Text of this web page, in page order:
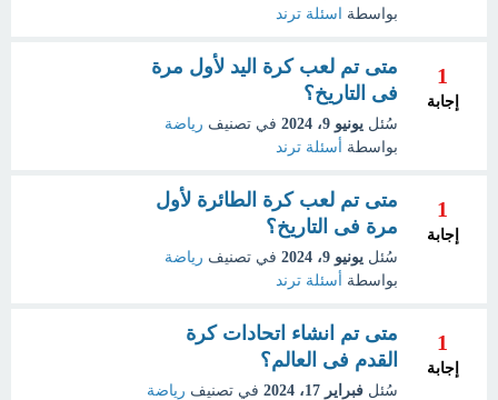
بواسطة اسئلة ترند
1
إجابة
متى تم لعب كرة اليد لأول مرة
فى التاريخ؟
سُئل يونيو 9، 2024 في تصنيف رياضة
بواسطة أسئلة ترند
1
إجابة
متى تم لعب كرة الطائرة لأول
مرة فى التاريخ؟
سُئل يونيو 9، 2024 في تصنيف رياضة
بواسطة أسئلة ترند
1
إجابة
متى تم انشاء اتحادات كرة
القدم فى العالم؟
سُئل فبراير 17، 2024 في تصنيف رياضة